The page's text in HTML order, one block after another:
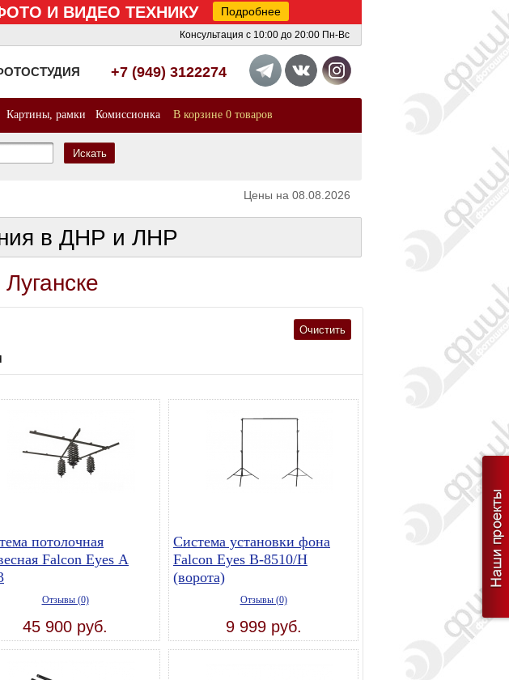
И ВИДЕО ТЕХНИКУ Подробнее
Консультация с 10:00 до 20:00 Пн-Вс
+7 (949) 3122274
Картины, рамки Комиссионка В корзине 0 товаров
Искать
Цены на 08.08.2026
в ДНР и ЛНР
Очистить
потолочная
Falcon Eyes А
Отзывы (0)
45 900 руб.
Система установки фона
Falcon Eyes В-8510/H
(ворота)
Отзывы (0)
9 999 руб.